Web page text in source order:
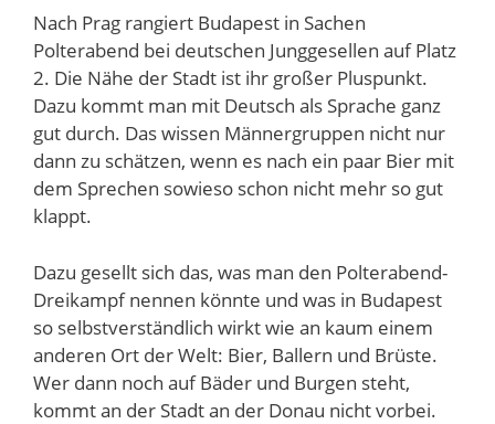
Nach Prag rangiert Budapest in Sachen
Polterabend bei deutschen Junggesellen auf Platz
2. Die Nähe der Stadt ist ihr großer Pluspunkt.
Dazu kommt man mit Deutsch als Sprache ganz
gut durch. Das wissen Männergruppen nicht nur
dann zu schätzen, wenn es nach ein paar Bier mit
dem Sprechen sowieso schon nicht mehr so gut
klappt.
Dazu gesellt sich das, was man den Polterabend-
Dreikampf nennen könnte und was in Budapest
so selbstverständlich wirkt wie an kaum einem
anderen Ort der Welt: Bier, Ballern und Brüste.
Wer dann noch auf Bäder und Burgen steht,
kommt an der Stadt an der Donau nicht vorbei.